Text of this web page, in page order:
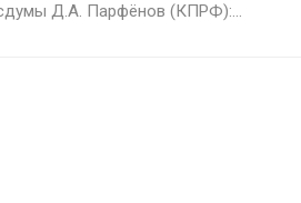
Д.А. Парфёнов (КПРФ):...